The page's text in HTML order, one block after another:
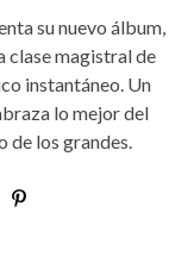
su nuevo álbum,
clase magistral de
instantáneo. Un
lo mejor del
de los grandes.